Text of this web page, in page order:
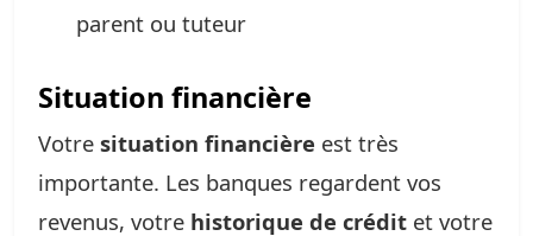
parent ou tuteur
Situation financière
Votre situation financière est très
importante. Les banques regardent vos
revenus, votre historique de crédit et votre